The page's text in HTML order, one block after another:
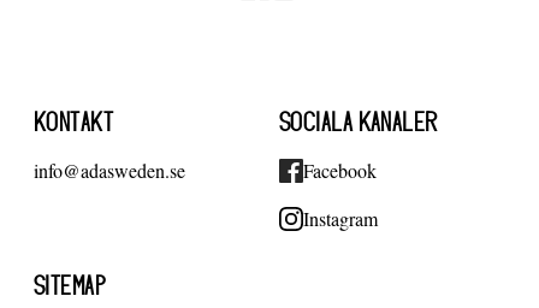
KONTAKT
info@adasweden.se
SOCIALA KANALER
Facebook
Instagram
SITEMAP